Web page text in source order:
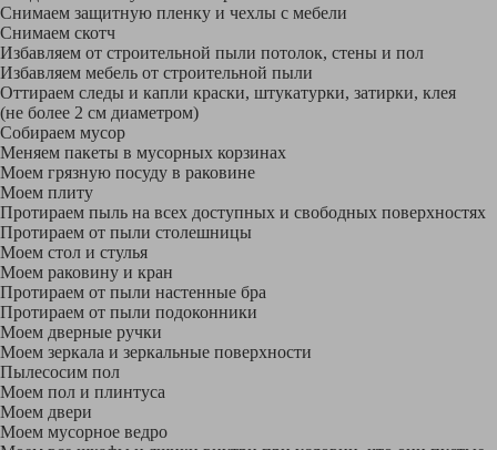
Снимаем защитную пленку и чехлы с мебели
Снимаем скотч
Избавляем от строительной пыли потолок, стены и пол
Избавляем мебель от строительной пыли
Оттираем следы и капли краски, штукатурки, затирки, клея
(не более 2 см диаметром)
Собираем мусор
Меняем пакеты в мусорных корзинах
Моем грязную посуду в раковине
Моем плиту
Протираем пыль на всех доступных и свободных поверхностях
Протираем от пыли столешницы
Моем стол и стулья
Моем раковину и кран
Протираем от пыли настенные бра
Протираем от пыли подоконники
Моем дверные ручки
Моем зеркала и зеркальные поверхности
Пылесосим пол
Моем пол и плинтуса
Моем двери
Моем мусорное ведро